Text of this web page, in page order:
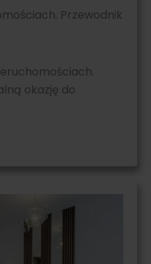
Przewodnik
okazję do